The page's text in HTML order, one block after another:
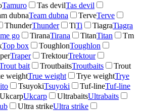
Tamuro Tas devilTas devil
dubnaTeam dubna TerveTerve
ThunderThunder TiTi TiagraTiagra
go TiranaTirana TitanTitan
Tm
Top box ToughlonToughlon
Traper TrektourTrektour
bait TroutbaitsTroutbaits
Trout
weightTrue weight Trye weightTrye
TsuyokiTsuyoki Tuf-lineTuf-line
UkcarpUkcarp UltrabaitsUltrabaits
Ultra strikeUltra strike